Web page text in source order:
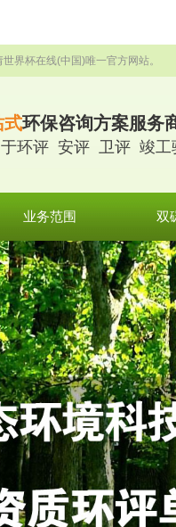
界杯在线(中国)唯一官方网站。
式环保咨询方案服务
环评 安评 卫评 竣
业务范围 双